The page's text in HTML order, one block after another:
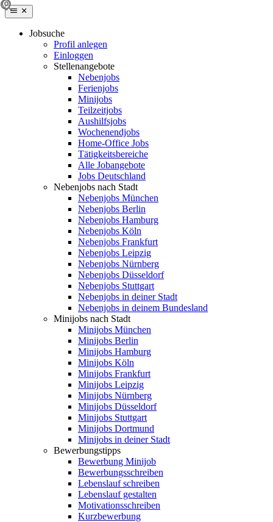
Jobsuche
Profil anlegen
Einloggen
Stellenangebote
Nebenjobs
Ferienjobs
Minijobs
Teilzeitjobs
Aushilfsjobs
Wochenendjobs
Home-Office Jobs
Tätigkeitsbereiche
Alle Jobangebote
Jobs Deutschland
Nebenjobs nach Stadt
Nebenjobs München
Nebenjobs Berlin
Nebenjobs Hamburg
Nebenjobs Köln
Nebenjobs Frankfurt
Nebenjobs Leipzig
Nebenjobs Nürnberg
Nebenjobs Düsseldorf
Nebenjobs Stuttgart
Nebenjobs in deiner Stadt
Nebenjobs in deinem Bundesland
Minijobs nach Stadt
Minijobs München
Minijobs Berlin
Minijobs Hamburg
Minijobs Köln
Minijobs Frankfurt
Minijobs Leipzig
Minijobs Nürnberg
Minijobs Düsseldorf
Minijobs Stuttgart
Minijobs Dortmund
Minijobs in deiner Stadt
Bewerbungstipps
Bewerbung Minijob
Bewerbungsschreiben
Lebenslauf schreiben
Lebenslauf gestalten
Motivationsschreiben
Kurzbewerbung